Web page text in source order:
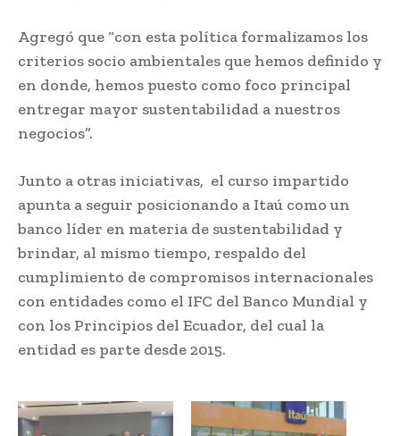
Agregó que “con esta política formalizamos los
criterios socio ambientales que hemos definido y
en donde, hemos puesto como foco principal
entregar mayor sustentabilidad a nuestros
negocios”.
Junto a otras iniciativas, el curso impartido
apunta a seguir posicionando a Itaú como un
banco líder en materia de sustentabilidad y
brindar, al mismo tiempo, respaldo del
cumplimiento de compromisos internacionales
con entidades como el IFC del Banco Mundial y
con los Principios del Ecuador, del cual la
entidad es parte desde 2015.